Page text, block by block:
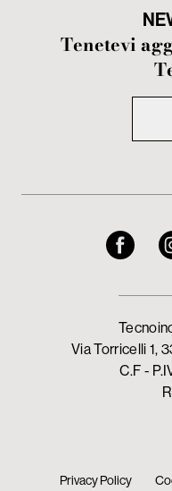
Tenetevi
Via Torricelli 1,
C.F -
Privacy Policy